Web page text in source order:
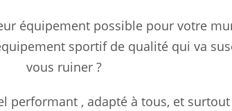
équipement possible pour votre
sportif de qualité qui va
vous ruiner ?
performant , adapté à tous, et